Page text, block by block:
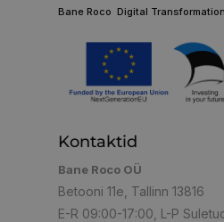
Bane Roco Digital
Kontaktid
Bane Roco OÜ
Betooni 11e, Tallinn 13816
E-R 09:00-17:00, L-P